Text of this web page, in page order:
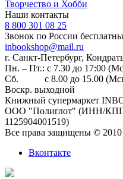
Творчество и Хобби
Наши контакты
8 800 301 08 25
Звонок по России
inbookshop@mail.ru
г. Санкт-Петербург,
Пн. – Пт.: с 7.30 до 17:00
Сб. с 8.00 до 15.00
Воскр. выходной
Книжный супермаркет
ООО "Полиглот" (ИНН/КПП
1125904001519)
Все права защищены © 2010
Вконтакте